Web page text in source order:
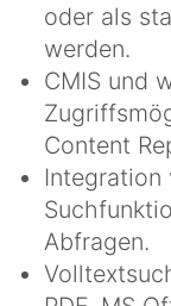
oder als
werden.
CMIS und
Content
Integration
Abfragen.